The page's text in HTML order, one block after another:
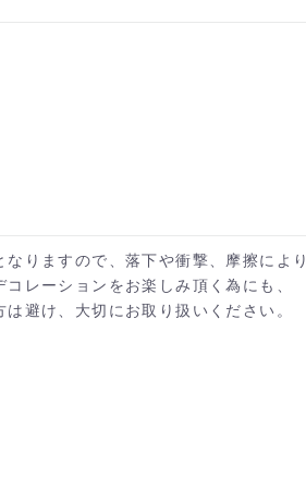
りますので、落下や衝撃、摩擦により
レーションをお楽しみ頂く為にも、
避け、大切にお取り扱いください。